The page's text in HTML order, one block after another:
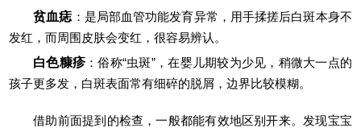
贫血痣 ：是局部血管功能发育异常，用手揉搓后白斑本身不
发红，而周围皮肤会变红，很容易辨认。
白色糠疹：俗称“虫斑”，在婴儿期较为少见，稍微大一点的
孩子更多发，白斑表面常有细碎的脱屑，边界比较模糊。
借助前面提到的检查，一般都能有效地区别开来。发现宝宝